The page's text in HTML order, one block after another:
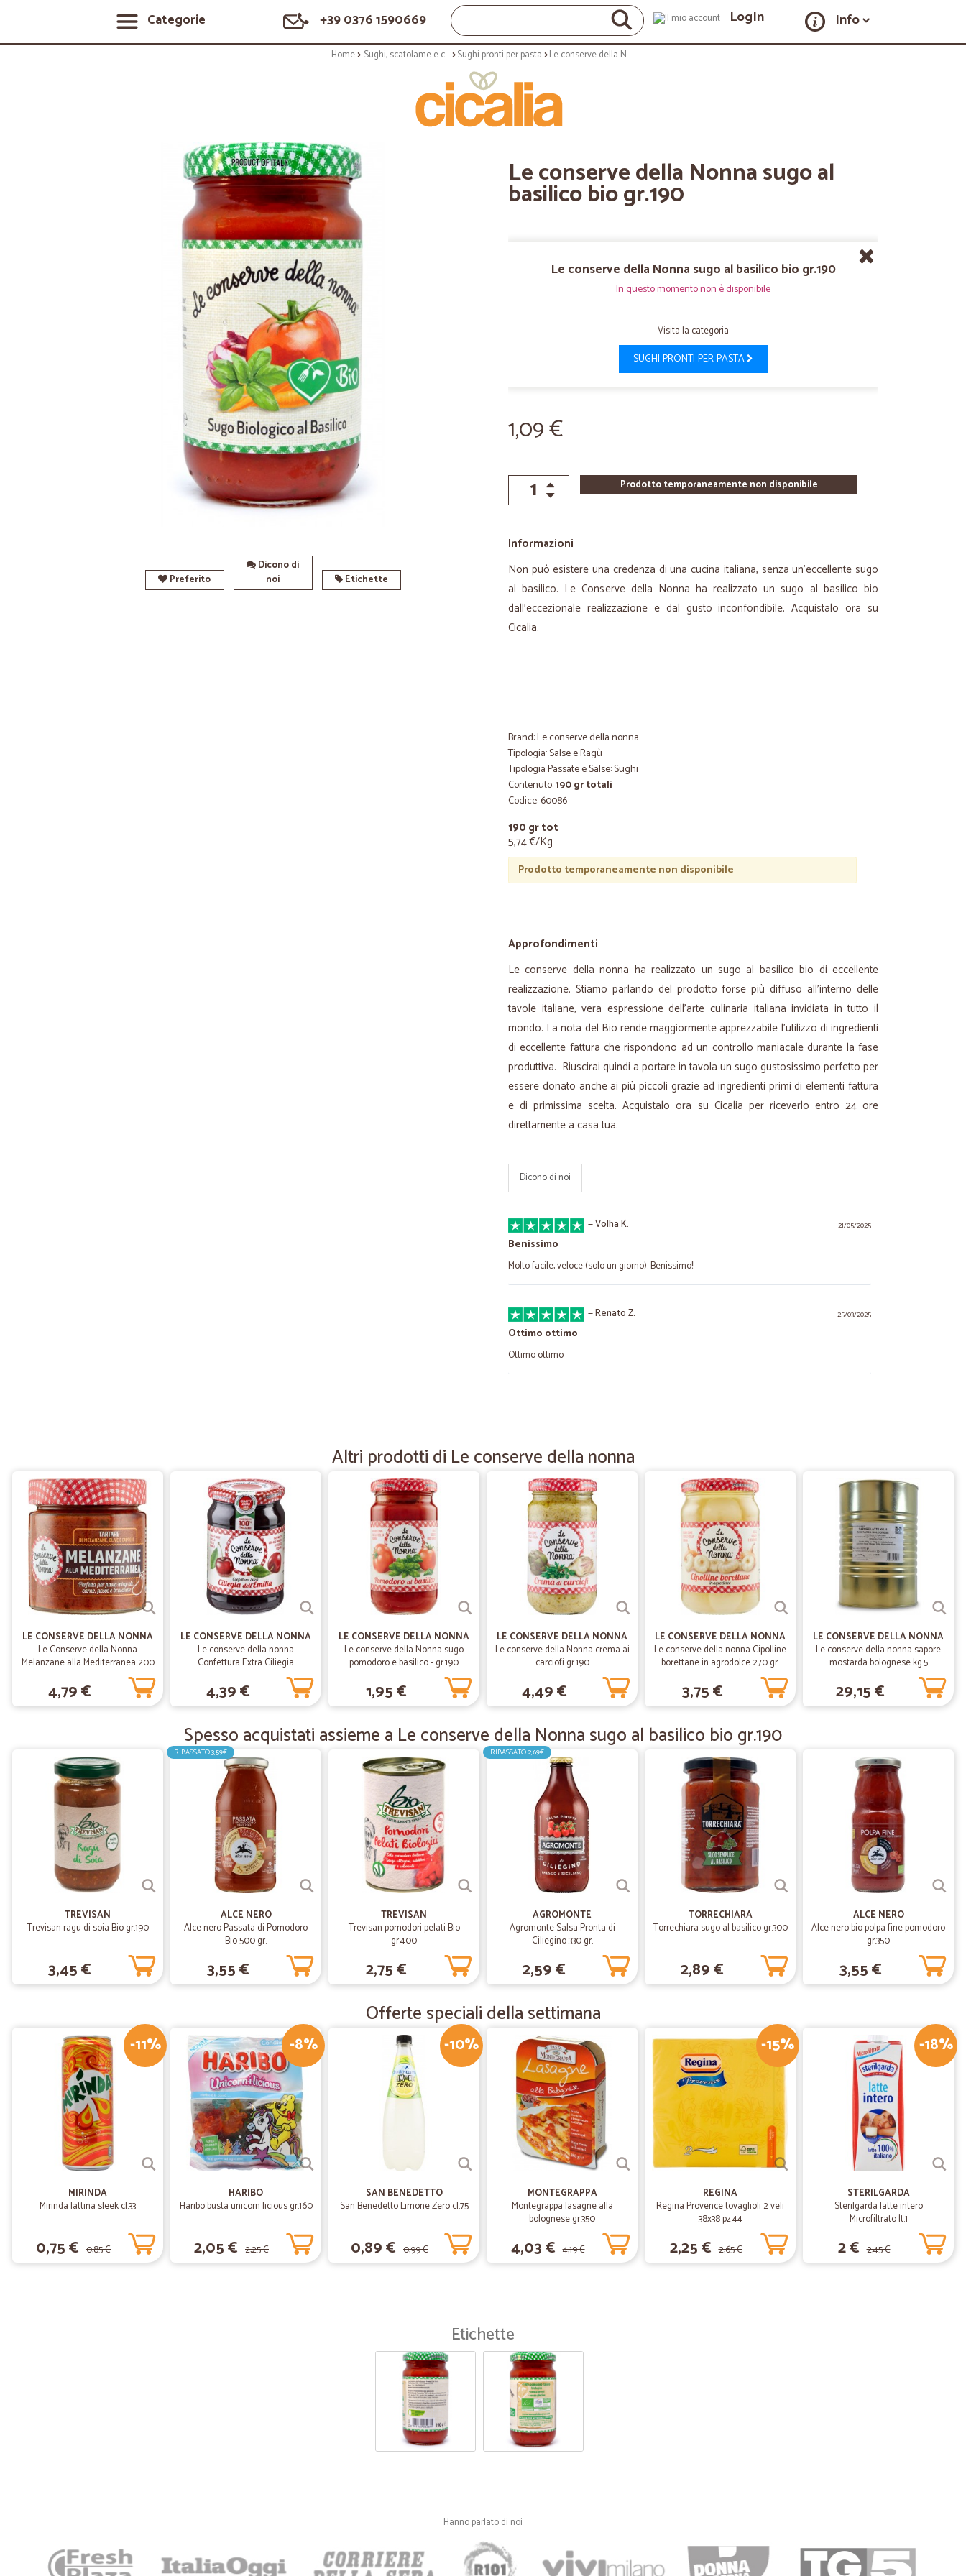
Categorie +39 0376 1590669 LogIn Info
Home Sughi, scatolame e condimenti Sughi pronti per pasta Le conserve della Nonna sugo al basilico bio gr.190
Preferito
Dicono di
noi
Etichette
Le conserve della Nonna sugo al
basilico bio gr.190
Le conserve della Nonna sugo al basilico bio gr.190
In questo momento non è disponibile
Visita la categoria
SUGHI-PRONTI-PER-PASTA
1,09 €
Prodotto temporaneamente non disponibile
Informazioni
Non può esistere una credenza di una cucina italiana, senza un'eccellente sugo
al basilico. Le Conserve della Nonna ha realizzato un sugo al basilico bio
dall'eccezionale realizzazione e dal gusto inconfondibile. Acquistalo ora su
Cicalia.
Brand: Le conserve della nonna
Tipologia: Salse e Ragù
Tipologia Passate e Salse: Sughi
Contenuto:190 gr totali
Codice: 60086
190 gr tot
5,74 €/Kg
Prodotto temporaneamente non disponibile
Approfondimenti
Le conserve della nonna ha realizzato un sugo al basilico bio di eccellente
realizzazione. Stiamo parlando del prodotto forse più diffuso all'interno delle
tavole italiane, vera espressione dell'arte culinaria italiana invidiata in tutto il
mondo. La nota del Bio rende maggiormente apprezzabile l'utilizzo di ingredienti
di eccellente fattura che rispondono ad un controllo maniacale durante la fase
produttiva. Riuscirai quindi a portare in tavola un sugo gustosissimo perfetto per
essere donato anche ai più piccoli grazie ad ingredienti primi di elementi fattura
e di primissima scelta. Acquistalo ora su Cicalia per riceverlo entro 24 ore
direttamente a casa tua.
Dicono di noi
21/05/2025
—Volha K.
Benissimo
Molto facile, veloce (solo un giorno). Benissimo!!
25/03/2025
—Renato Z.
Ottimo ottimo
Ottimo ottimo
13/09/2021
—Antonia Z.
Precisi e convenienti
Precisi e convenienti
— Francesco L.
Tutto perfetto,se voglio fare una…
può spendere 10 euro di consegna. Per il resto,ottimo sito e serietà.
Francesca D.
SERVIZIO VELOCE
SERVIZIO VELOCE
15/11/2019
Perfetto
Perfetto! Grazie
14/08/2019
—
Ottimi prezzi descrizioni spiegazioni .
Ottima collaborazione.
15/03/2019
—Salvatore P.
Spedizione veloce
Spedizione veloce. Confezionamento perfetto
Altri prodotti di Le conserve della nonna
LE CONSERVE DELLA NONNA
Le Conserve della Nonna
Melanzane alla Mediterranea 200
4,79 €
LE CONSERVE DELLA NONNA
Le conserve della nonna
Confettura Extra Ciliegia
4,39 €
LE CONSERVE DELLA NONNA
Le conserve della Nonna sugo
pomodoro e basilico - gr.190
1,95 €
LE CONSERVE DELLA NONNA
Le conserve della Nonna crema ai
carciofi gr.190
4,49 €
LE CONSERVE DELLA NONNA
Le conserve della nonna Cipolline
borettane in agrodolce 270 gr.
3,75 €
LE CONSERVE DELLA NONNA
Le conserve della nonna sapore
mostarda bolognese kg.5
29,15 €
Spesso acquistati assieme a Le conserve della Nonna sugo al basilico bio gr.190
TREVISAN
Trevisan ragu di soia Bio gr.190
3,45 €
RIBASSATO3,59€
ALCE NERO
Alce nero Passata di Pomodoro
Bio 500 gr.
3,55 €
TREVISAN
Trevisan pomodori pelati Bio
gr.400
2,75 €
RIBASSATO2,69€
AGROMONTE
Agromonte Salsa Pronta di
Ciliegino 330 gr.
2,59 €
TORRECHIARA
Torrechiara sugo al basilico gr.300
2,89 €
ALCE NERO
Alce nero bio polpa fine pomodoro
gr.350
3,55 €
Offerte speciali della settimana
-11%
MIRINDA
Mirinda lattina sleek cl.33
0,75 € 0,85 €
-8%
HARIBO
Haribo busta unicorn licious gr.160
2,05 € 2,25 €
-10%
SAN BENEDETTO
San Benedetto Limone Zero cl.75
0,89 € 0,99 €
MONTEGRAPPA
Montegrappa lasagne alla
bolognese gr.350
4,03 € 4,19 €
-15%
REGINA
Regina Provence tovaglioli 2 veli
38x38 pz.44
2,25 € 2,65 €
-18%
STERILGARDA
Sterilgarda latte intero
Microfiltrato lt.1
2 € 2,45 €
Etichette
Hanno parlato di noi